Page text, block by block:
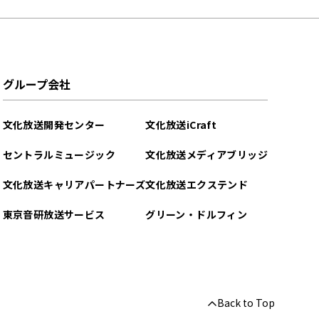
グループ会社
文化放送開発センター
セントラルミュージック
文化放送キャリアパートナーズ
東京音研放送サービス
文化放送iCraft
文化放送メディアブリッジ
文化放送エクステンド
グリーン・ドルフィン
Back to Top